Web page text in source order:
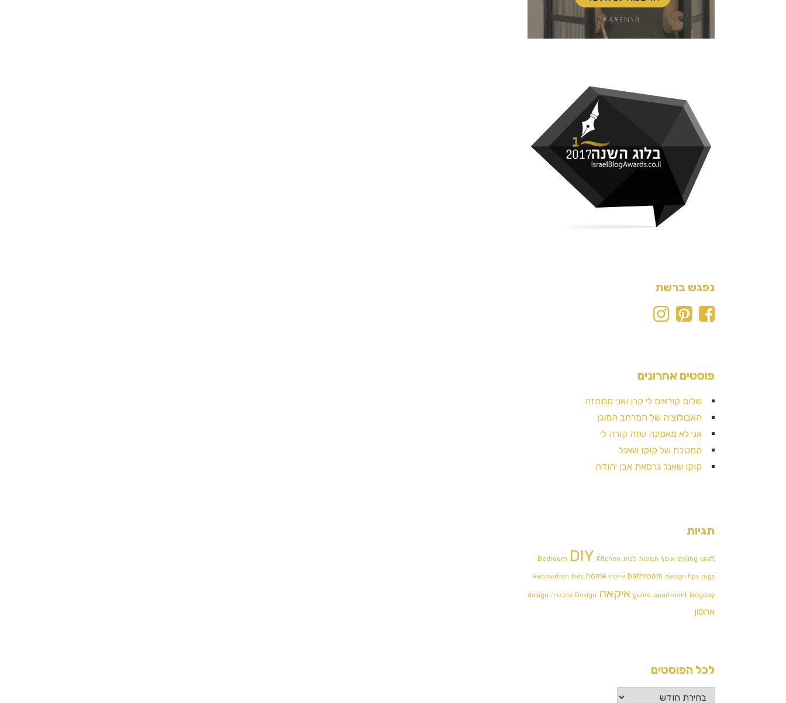
נפגש ברשת
פוסטים אחרונים
שלום קוראים לי קרן ואני מתחזה
האבולוציה של המרחב המוגן
אני לא מאמינה שזה קורה לי
המטבח של קוקו שאנל
קוקו שאנל גרסאת אבן יהודה
תגיות
styling craft אוסף תמונות לבית Bedroom DIY Kitchen
bathroom design tips rugs אייטיז Renovation kids home
guide apartment blogday איקאה Design אמבטיה design
אחסון
לכל הפוסטים
לכל